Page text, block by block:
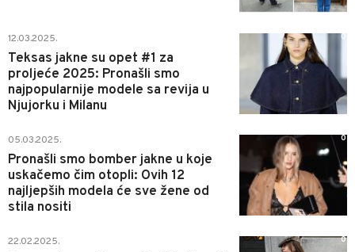
12.03.2025.
Teksas jakne su opet #1 za
proljeće 2025: Pronašli smo
najpopularnije modele sa revija u
Njujorku i Milanu
0
05.03.2025.
Pronašli smo bomber jakne u koje
uskačemo čim otopli: Ovih 12
najljepših modela će sve žene od
stila nositi
0
22.02.2025. 0